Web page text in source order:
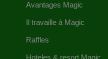
Avantages Magic
Il travaille à Magic
Raffles